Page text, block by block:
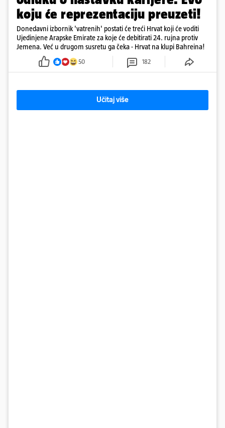
koju će reprezentaciju preuzeti!
Donedavni izbornik 'vatrenih' postati će treći Hrvat koji će voditi
Ujedinjene Arapske Emirate za koje će debitirati 24. rujna protiv
Jemena. Već u drugom susretu ga čeka - Hrvat na klupi Bahreina!
50 182
Učitaj više